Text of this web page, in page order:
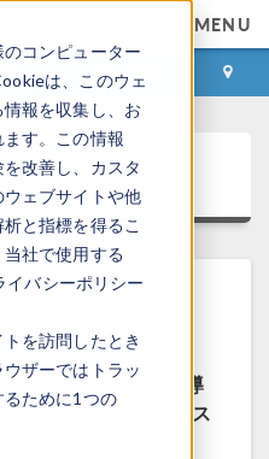
コンピューター
は、このウェ
報を収集し、お
す。この情報
改善し、カスタ
ェブサイトや他
と指標を得るこ
社で使用する
バシーポリシー
を訪問したとき
ザーではトラッ
ために1つの
MENU
イン お問い合わせ
ようこそ
のユーザーならびに導
提供しているサービス